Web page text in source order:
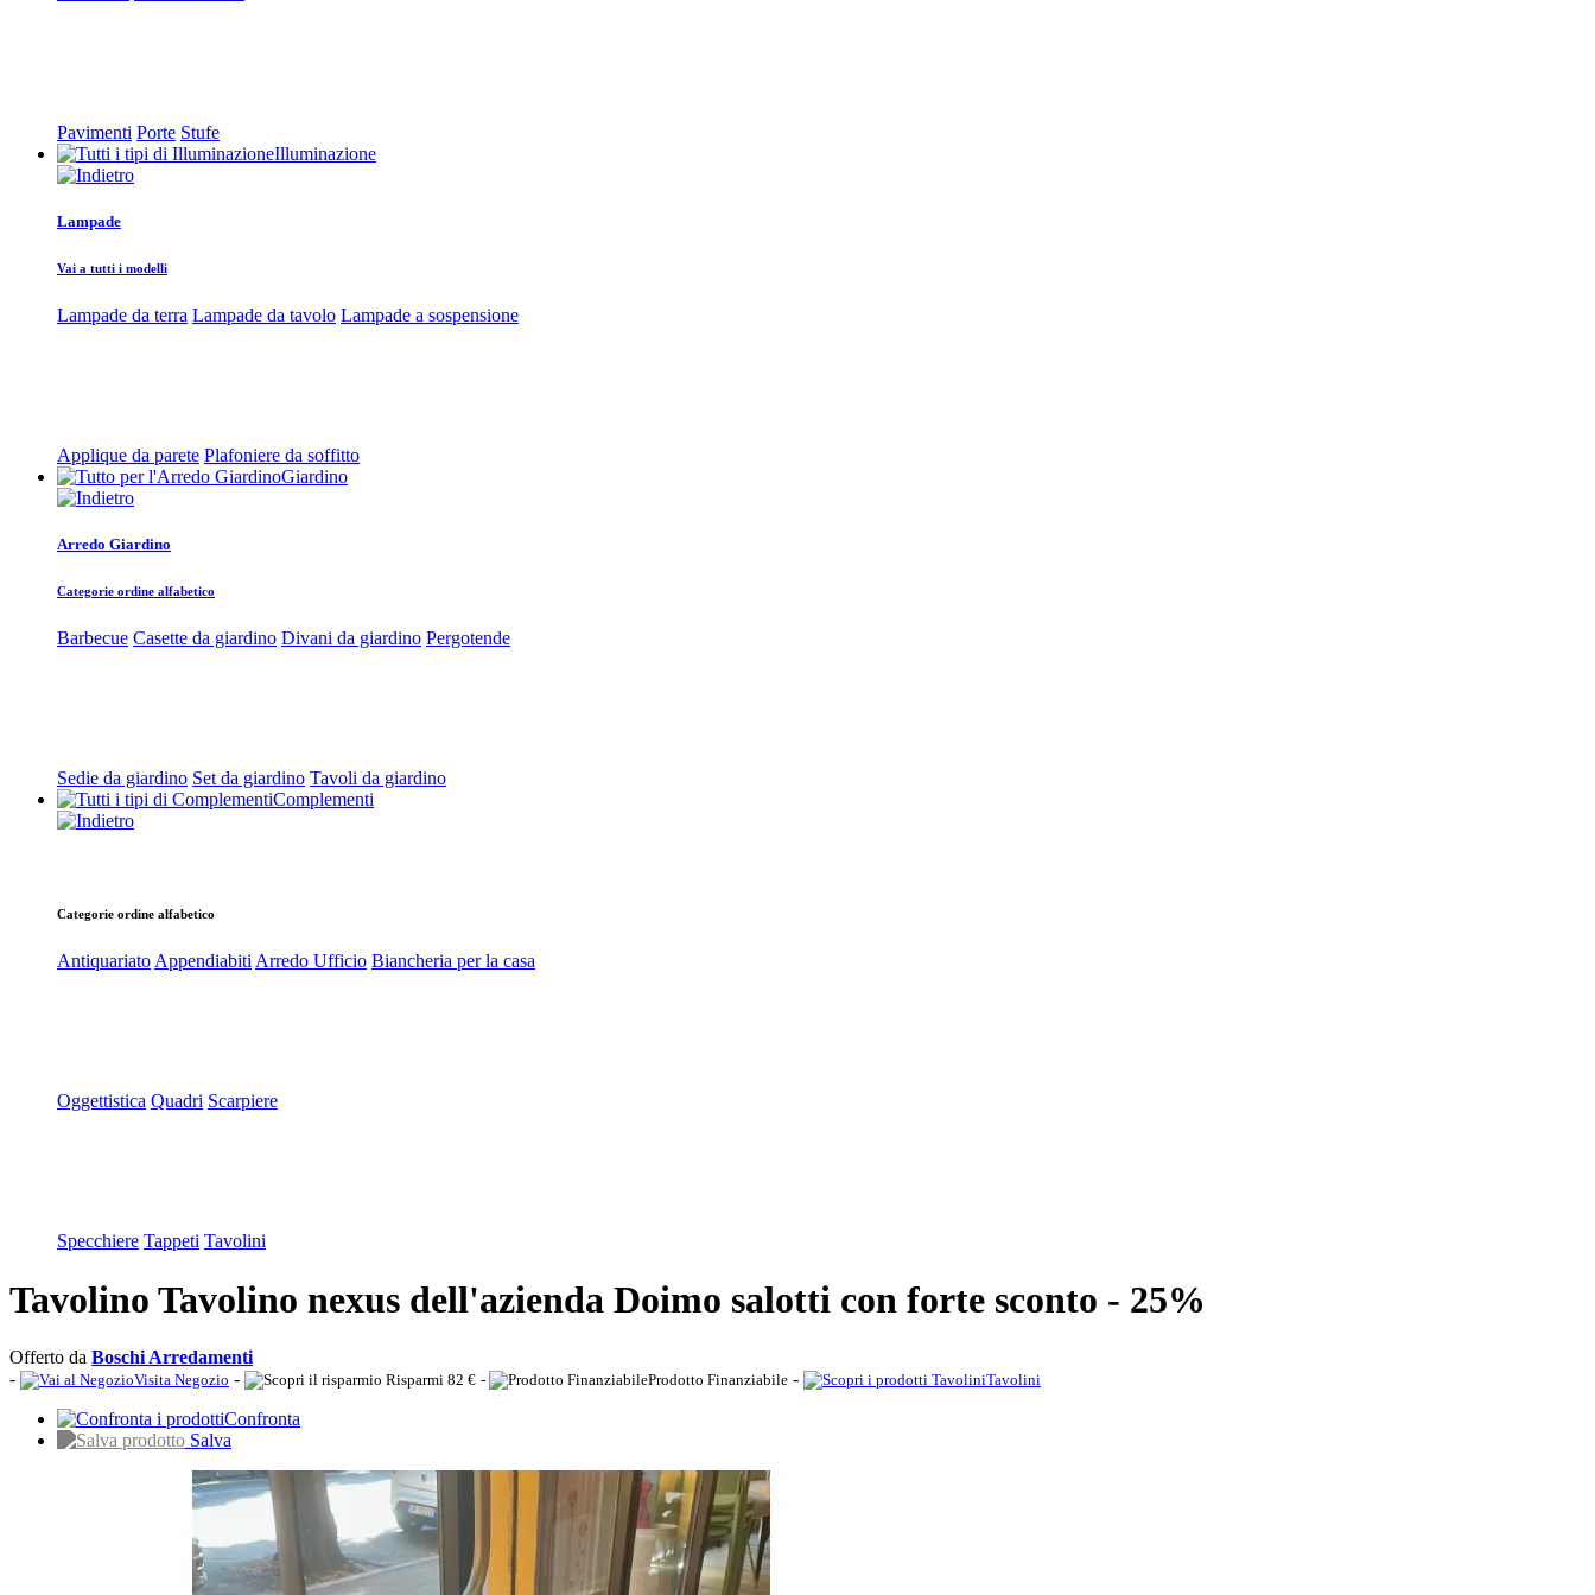
Pavimenti Porte Stufe
Illuminazione
Lampade
Vai a tutti i modelli
Lampade da terra Lampade da tavolo Lampade a sospensione
Applique da parete Plafoniere da soffitto
Giardino
Arredo Giardino
Categorie ordine alfabetico
Barbecue Casette da giardino Divani da giardino Pergotende
Sedie da giardino Set da giardino Tavoli da giardino
Complementi
Categorie ordine alfabetico
Antiquariato Appendiabiti Arredo Ufficio Biancheria per la casa
Oggettistica Quadri Scarpiere
Specchiere Tappeti Tavolini
Tavolino Tavolino nexus dell'azienda Doimo salotti con forte sconto - 25%
Offerto da Boschi Arredamenti
-
Visita Negozio - Risparmi 82 € - Prodotto Finanziabile - Tavolini
Confronta
Salva